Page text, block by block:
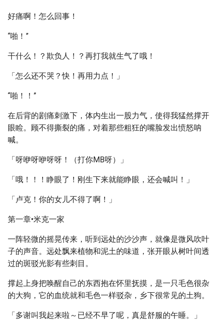
好痛啊！怎么回事！
“啪！”
干什么！？欺负人！？再打我就生气了哦！
「怎么还不哭？快！再用力点！」
“啪！！”
在后背的剧痛刺激下，体内生出一股力气，使得我猛然撑开
眼睑。顾不得撕裂的痛，对着那些粗狂的嘴脸发出愤怒呐
喊。
「呀咿呀咿呀呀！（打你MB呀）」
「哦！！！睁眼了！刚生下来就能睁眼，还会喊叫！」
「卢克！你的女儿不得了啊！」
第一章•米克一家
一阵轻微的摇晃传来，听到远处的沙沙声，就像是微风吹叶
子的声音。远处飘来植物和泥土的味道，张开眼从树叶间透
过的斑驳光影有些刺目。
撑起上身把唤醒自己的东西抱在怀里抚摸，是一只毛色很杂
的大狗，它的血统就和毛色一样驳杂，乡下很常见的土狗。
「多谢叫我起来啦～已经不早了呢，真是舒服的午睡。」